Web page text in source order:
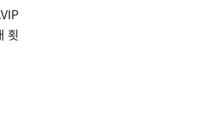
횟